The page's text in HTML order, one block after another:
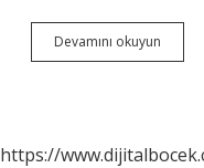
Devamını okuyun
Büyüğü
https://